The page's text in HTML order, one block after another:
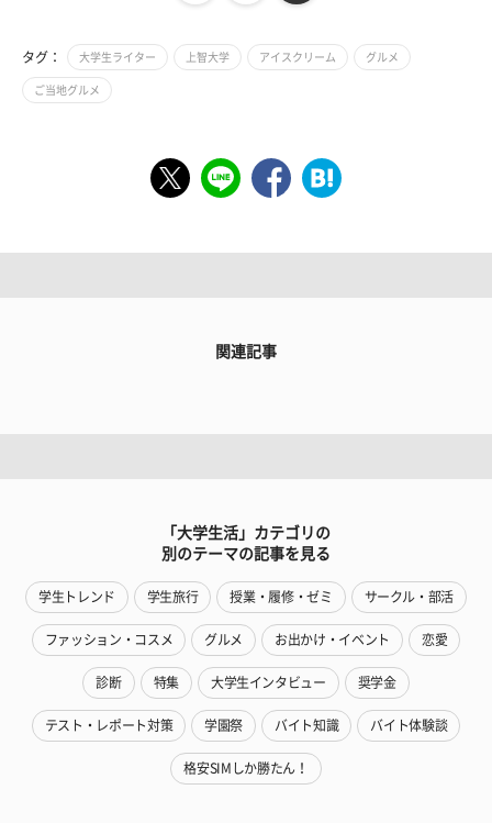
タグ： 大学生ライター 上智大学 アイスクリーム グルメ
ご当地グルメ
関連記事
「大学生活」カテゴリの
別のテーマの記事を見る
学生トレンド 学生旅行 授業・履修・ゼミ サークル・部活
ファッション・コスメ グルメ お出かけ・イベント 恋愛
診断 特集 大学生インタビュー 奨学金
テスト・レポート対策 学園祭 バイト知識 バイト体験談
格安SIMしか勝たん！